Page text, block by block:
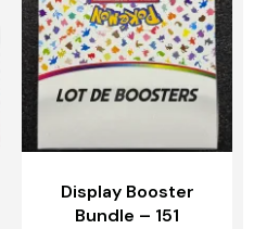
Display Booster
Bundle – 151